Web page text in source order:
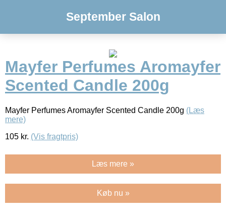
September Salon
Mayfer Perfumes Aromayfer
Scented Candle 200g
Mayfer Perfumes Aromayfer Scented Candle 200g (Læs
mere)
105 kr. (Vis fragtpris)
Læs mere »
Køb nu »